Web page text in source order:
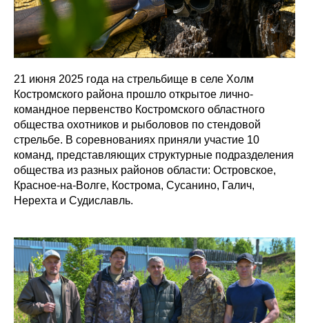
21 июня 2025 года на стрельбище в селе Холм
Костромского района прошло открытое лично-
командное первенство Костромского областного
общества охотников и рыболовов по стендовой
стрельбе. В соревнованиях приняли участие 10
команд, представляющих структурные подразделения
общества из разных районов области: Островское,
Красное-на-Волге, Кострома, Сусанино, Галич,
Нерехта и Судиславль.